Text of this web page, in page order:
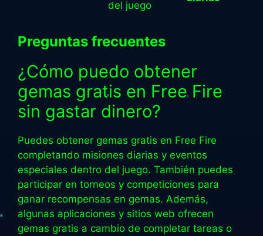
del juego
Preguntas frecuentes
¿Cómo puedo obtener
gemas gratis en Free Fire
sin gastar dinero?
Puedes obtener gemas gratis en Free Fire
completando misiones diarias y eventos
especiales dentro del juego. También puedes
participar en torneos y competiciones para
ganar recompensas en gemas. Además,
algunas aplicaciones y sitios web ofrecen
gemas gratis a cambio de completar tareas o